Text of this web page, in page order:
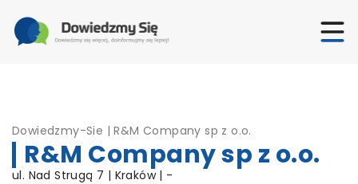
Dowiedzmy-Sie |R&M Company sp z o.o.
R&M Company sp z o.o.
ul. Nad Strugą 7 | Kraków | -